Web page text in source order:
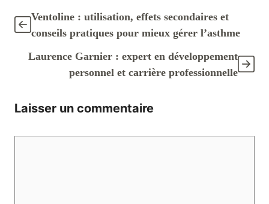
Ventoline : utilisation, effets secondaires et
conseils pratiques pour mieux gérer l’asthme
Laurence Garnier : expert en développement
personnel et carrière professionnelle
Laisser un commentaire